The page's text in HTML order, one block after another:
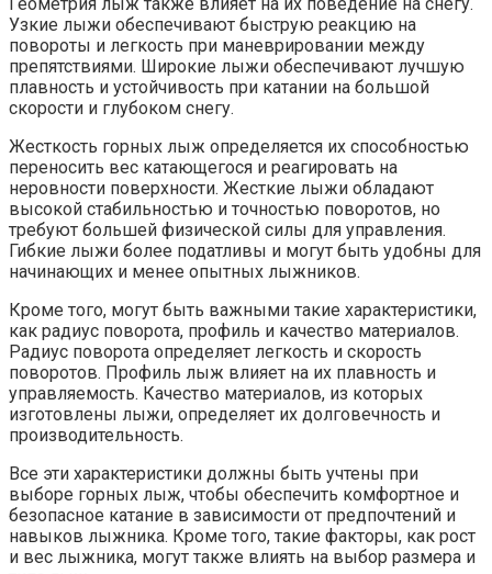
Геометрия лыж также влияет на их поведение на снегу.
Узкие лыжи обеспечивают быструю реакцию на
повороты и легкость при маневрировании между
препятствиями. Широкие лыжи обеспечивают лучшую
плавность и устойчивость при катании на большой
скорости и глубоком снегу.
Жесткость горных лыж определяется их способностью
переносить вес катающегося и реагировать на
неровности поверхности. Жесткие лыжи обладают
высокой стабильностью и точностью поворотов, но
требуют большей физической силы для управления.
Гибкие лыжи более податливы и могут быть удобны для
начинающих и менее опытных лыжников.
Кроме того, могут быть важными такие характеристики,
как радиус поворота, профиль и качество материалов.
Радиус поворота определяет легкость и скорость
поворотов. Профиль лыж влияет на их плавность и
управляемость. Качество материалов, из которых
изготовлены лыжи, определяет их долговечность и
производительность.
Все эти характеристики должны быть учтены при
выборе горных лыж, чтобы обеспечить комфортное и
безопасное катание в зависимости от предпочтений и
навыков лыжника. Кроме того, такие факторы, как рост
и вес лыжника, могут также влиять на выбор размера и